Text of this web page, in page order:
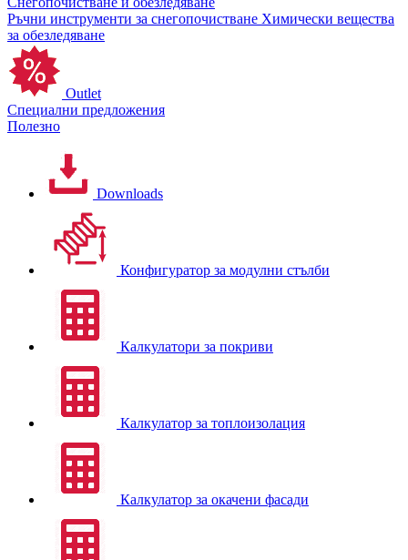
Ръчни инструменти за снегопочистване Химически вещества
за обезледяване
Outlet
Специални предложения
Полезно
Downloads
Конфигуратор за модулни стълби
Калкулатори за покриви
Калкулатор за топлоизолация
Калкулатор за окачени фасади